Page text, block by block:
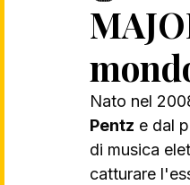
Song Of The Week
Nato nel
Pentz e dal
di musica
catturare